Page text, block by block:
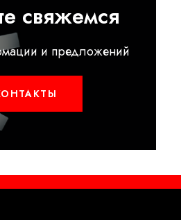
свяжемся
и предложений